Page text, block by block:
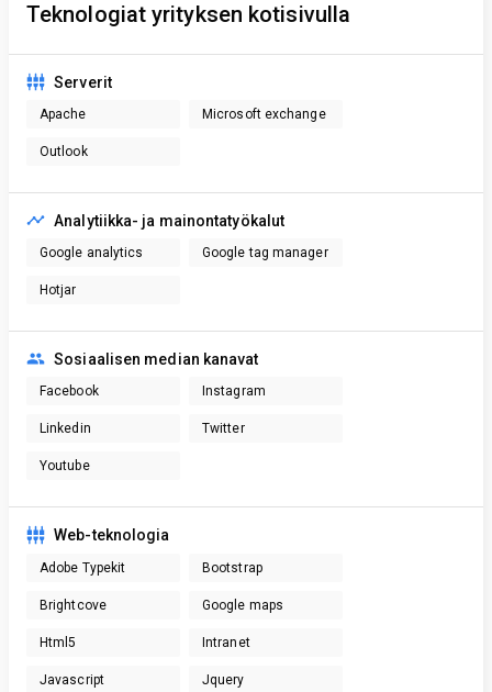
Teknologiat yrityksen kotisivulla
Serverit
Apache Microsoft exchange
Outlook
Analytiikka- ja mainontatyökalut
Google analytics Google tag manager
Hotjar
Sosiaalisen median kanavat
Facebook Instagram
Linkedin Twitter
Youtube
Web-teknologia
Adobe Typekit Bootstrap
Brightcove Google maps
Html5 Intranet
Javascript Jquery